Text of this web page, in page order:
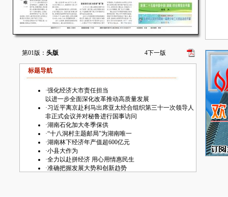
第01版： 头版 4下一版
标题导航
·强化经济大市责任担当
以进一步全面深化改革推动高质量发展
·习近平离京赴利马出席亚太经合组织第三十一次领导人
非正式会议并对秘鲁进行国事访问
·湖南石化加大冬季保供
·“十八洞村主题邮局”为湖南唯一
·湖南林下经济年产值超600亿元
·小县大作为
·全力以赴拼经济 用心用情惠民生
·准确把握发展大势和创新趋势